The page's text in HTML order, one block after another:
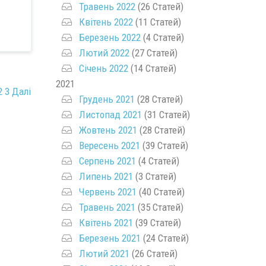
3 Далі
Травень 2022(26 Статей)
Квітень 2022(11 Статей)
Березень 2022(4 Статей)
Лютий 2022(27 Статей)
Січень 2022(14 Статей)
2021
Грудень 2021 (28 Статей)
Листопад 2021 (31 Статей)
Жовтень 2021 (28 Статей)
Вересень 2021 (39 Статей)
Серпень 2021 (4 Статей)
Липень 2021 (3 Статей)
Червень 2021 (40 Статей)
Травень 2021 (35 Статей)
Квітень 2021 (39 Статей)
Березень 2021 (24 Статей)
Лютий 2021 (26 Статей)